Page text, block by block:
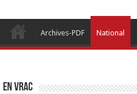
Archives-PDF National
EN VRAC